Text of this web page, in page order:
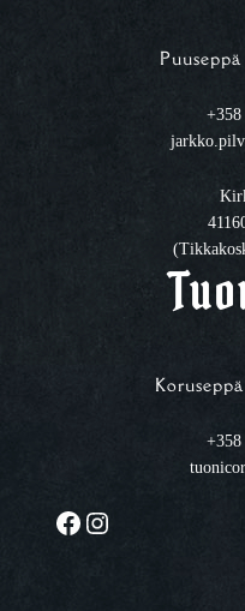
Facebook Instagram